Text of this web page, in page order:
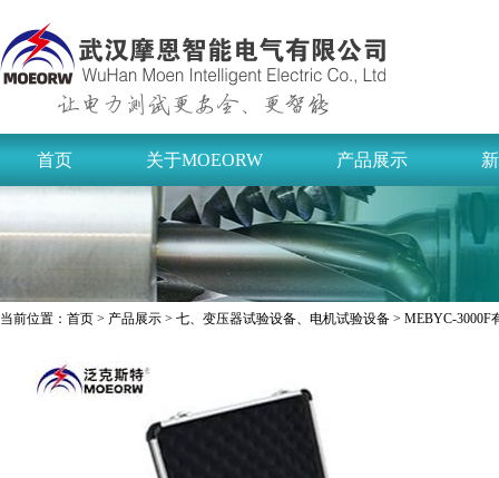
首页 关于MOEORW 产品展示
当前位置： 首页 > 产品展示 > 七、变压器试验设备、电机试验设备 > MEBYC-3000F